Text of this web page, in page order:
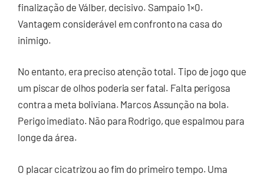
finalização de Válber, decisivo. Sampaio 1×0.
Vantagem considerável em confronto na casa do
inimigo.
No entanto, era preciso atenção total. Tipo de jogo que
um piscar de olhos poderia ser fatal. Falta perigosa
contra a meta boliviana. Marcos Assunção na bola.
Perigo imediato. Não para Rodrigo, que espalmou para
longe da área.
O placar cicatrizou ao fim do primeiro tempo. Uma